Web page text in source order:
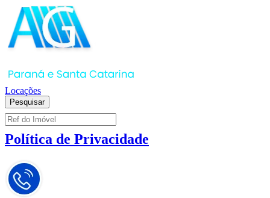
Locações
Vendas
Pesquisar
Política de Privacidade